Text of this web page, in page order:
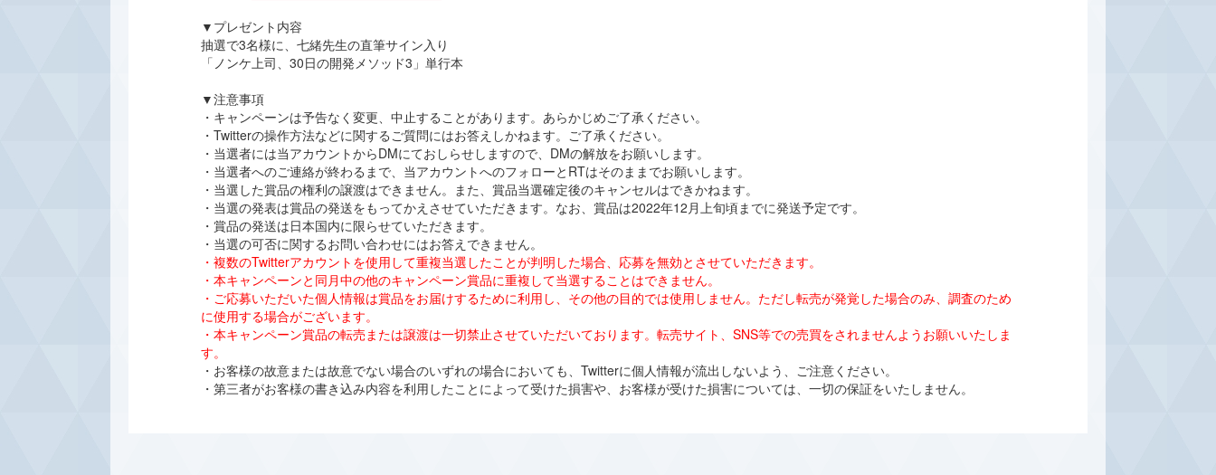
▼プレゼント内容
抽選で3名様に、七緒先生の直筆サイン入り
「ノンケ上司、30日の開発メソッド3」単行本
▼注意事項
・キャンペーンは予告なく変更、中止することがあります。あらかじめご了承ください。
・Twitterの操作方法などに関するご質問にはお答えしかねます。ご了承ください。
・当選者には当アカウントからDMにておしらせしますので、DMの解放をお願いします。
・当選者へのご連絡が終わるまで、当アカウントへのフォローとRTはそのままでお願いします。
・当選した賞品の権利の譲渡はできません。また、賞品当選確定後のキャンセルはできかねます。
・当選の発表は賞品の発送をもってかえさせていただきます。なお、賞品は2022年12月上旬頃までに発送予定です。
・賞品の発送は日本国内に限らせていただきます。
・当選の可否に関するお問い合わせにはお答えできません。
・複数のTwitterアカウントを使用して重複当選したことが判明した場合、応募を無効とさせていただきます。
・本キャンペーンと同月中の他のキャンペーン賞品に重複して当選することはできません。
・ご応募いただいた個人情報は賞品をお届けするために利用し、その他の目的では使用しません。ただし転売が発覚した場合のみ、調査のため
に使用する場合がございます。
・本キャンペーン賞品の転売または譲渡は一切禁止させていただいております。転売サイト、SNS等での売買をされませんようお願いいたしま
す。
・お客様の故意または故意でない場合のいずれの場合においても、Twitterに個人情報が流出しないよう、ご注意ください。
・第三者がお客様の書き込み内容を利用したことによって受けた損害や、お客様が受けた損害については、一切の保証をいたしません。